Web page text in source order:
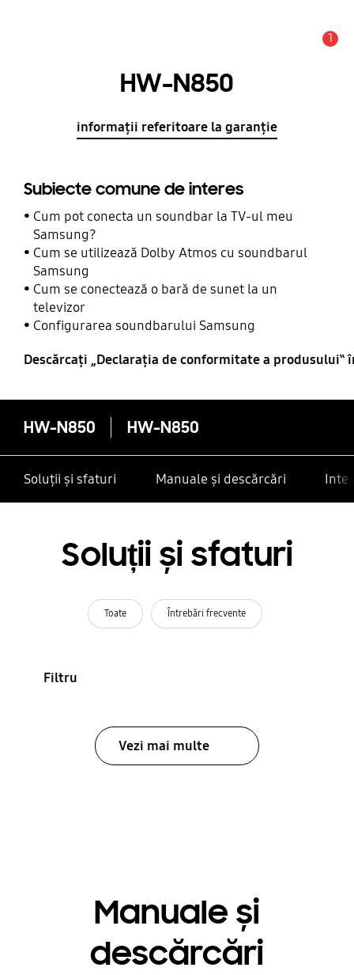
1
HW-N850
informații referitoare la garanție
Subiecte comune de interes
Cum pot conecta un soundbar la TV-ul meu
Samsung?
Cum se utilizează Dolby Atmos cu soundbarul
Samsung
Cum se conectează o bară de sunet la un
televizor
Configurarea soundbarului Samsung
Descărcaţi „Declaraţia de conformitate a produsului‟
HW-N850 HW-N850
Soluții și sfaturi Manuale și descărcări
Soluții și sfaturi
Toate Întrebări frecvente
Filtru
Vezi mai multe
Manuale și
descărcări